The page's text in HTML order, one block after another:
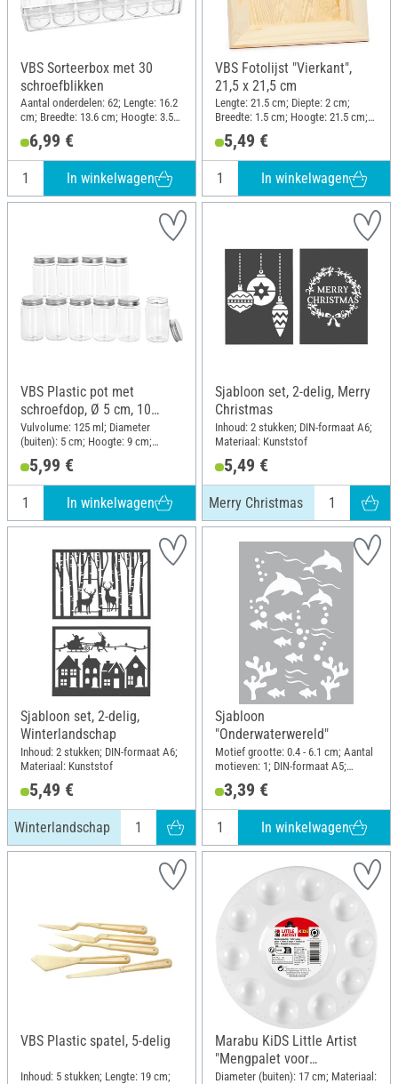
VBS Sorteerbox met 30
schroefblikken
Aantal onderdelen: 62; Lengte: 16.2
cm; Breedte: 13.6 cm; Hoogte: 3.5
cm; Materiaal: Kunststof
6,99 €
In winkelwagen
VBS Fotolijst "Vierkant",
21,5 x 21,5 cm
Lengte: 21.5 cm; Diepte: 2 cm;
Breedte: 1.5 cm; Hoogte: 21.5 cm;
Materiaal: Dennenhout
5,49 €
In winkelwagen
VBS Plastic pot met
schroefdop, Ø 5 cm, 10
stuks
Vulvolume: 125 ml; Diameter
(buiten): 5 cm; Hoogte: 9 cm;
Materiaal: Polyethyleentereftalaat
(PET)
5,99 €
In winkelwagen
Sjabloon set, 2-delig, Merry
Christmas
Inhoud: 2 stukken; DIN-formaat A6;
Materiaal: Kunststof
5,49 €
Merry Christmas
Sjabloon set, 2-delig,
Winterlandschap
Inhoud: 2 stukken; DIN-formaat A6;
Materiaal: Kunststof
5,49 €
Winterlandschap
Sjabloon
"Onderwaterwereld"
Motief grootte: 0.4 - 6.1 cm; Aantal
motieven: 1; DIN-formaat A5;
3,39 €
In winkelwagen
VBS Plastic spatel, 5-delig
Inhoud: 5 stukken; Lengte: 19 cm;
Marabu KiDS Little Artist
"Mengpalet voor
kunstenaars"
Diameter (buiten): 17 cm; Materiaal: